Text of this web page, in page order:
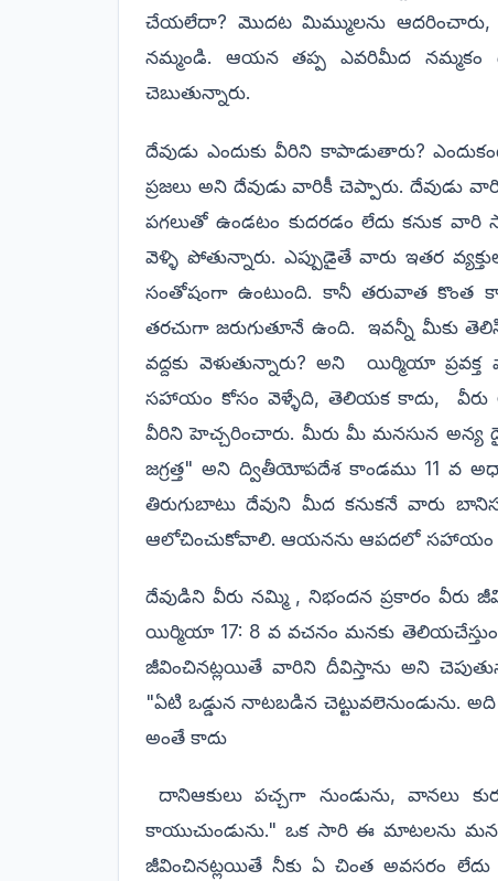
చేయలేదా? మొదట మిమ్ములను ఆదరించారు,
నమ్మండి. ఆయన తప్ప ఎవరిమీద నమ్మకం
చెబుతున్నారు.
దేవుడు ఎందుకు వీరిని కాపాడుతారు?
ప్రజలు అని దేవుడు వారికీ చెప్పారు. దేవుడు
పగలుతో ఉండటం కుదరడం లేదు కనుక
వెళ్ళి పోతున్నారు. ఎప్పుడైతే వారు ఇతర
సంతోషంగా ఉంటుంది. కానీ తరువాత కొంత
తరచుగా జరుగుతూనే ఉంది. ఇవన్నీ మీకు
వద్దకు వెళుతున్నారు? అని యిర్మియా ప్రవక్త
సహాయం కోసం వెళ్ళేది, తెలియక కాదు, వీరు
వీరిని హెచ్చరించారు. మీరు మీ మనసున అన్య
జగ్రత్త" అని ద్వితీయోపదేశ కాండము 11 వ
తిరుగుబాటు దేవుని మీద కనుకనే వారు
ఆలోచించుకోవాలి. ఆయనను ఆపదలో సహాయం
దేవుడిని వీరు నమ్మి , నిభందన ప్రకారం
యిర్మియా 17: 8 వ వచనం మనకు
జీవించినట్లయితే వారిని దీవిస్తాను అని
"ఏటి ఒడ్డున నాటబడిన చెట్టువలెనుండును. అది
అంతే కాదు
దానిఆకులుపచ్చగా నుండును, వానలు
కాయుచుండును." ఒక సారి ఈ మాటలను
జీవించినట్లయితే నీకు ఏ చింత అవసరం లేదు